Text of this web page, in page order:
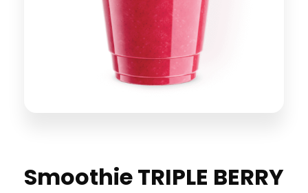
Smoothie TRIPLE BERRY